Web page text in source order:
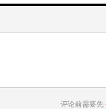
评论前需要先